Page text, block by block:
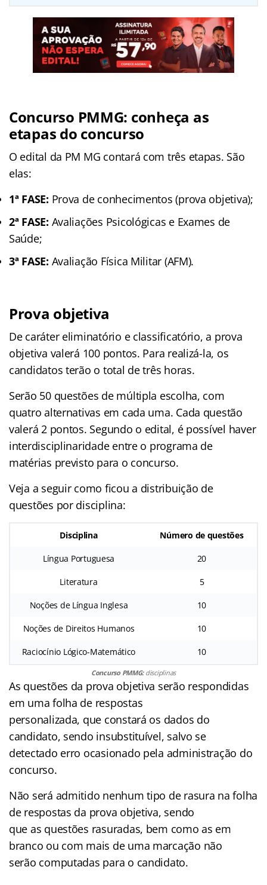
Concurso PMMG: conheça as
etapas do concurso
O edital da PM MG contará com três etapas. São
elas:
1ª FASE: Prova de conhecimentos (prova objetiva);
2ª FASE: Avaliações Psicológicas e Exames de
Saúde;
3ª FASE: Avaliação Física Militar (AFM).
Prova objetiva
De caráter eliminatório e classificatório, a prova
objetiva valerá 100 pontos. Para realizá-la, os
candidatos terão o total de três horas.
Serão 50 questões de múltipla escolha, com
quatro alternativas em cada uma. Cada questão
valerá 2 pontos. Segundo o edital, é possível haver
interdisciplinaridade entre o programa de
matérias previsto para o concurso.
Veja a seguir como ficou a distribuição de
questões por disciplina:
Disciplina Número de questões
Língua Portuguesa 20
Literatura 5
Noções de Língua Inglesa 10
Noções de Direitos Humanos 10
Raciocínio Lógico-Matemático 10
Concurso PMMG: disciplinas
As questões da prova objetiva serão respondidas
em uma folha de respostas
personalizada, que constará os dados do
candidato, sendo insubstituível, salvo se
detectado erro ocasionado pela administração do
concurso.
Não será admitido nenhum tipo de rasura na folha
de respostas da prova objetiva, sendo
que as questões rasuradas, bem como as em
branco ou com mais de uma marcação não
serão computadas para o candidato.